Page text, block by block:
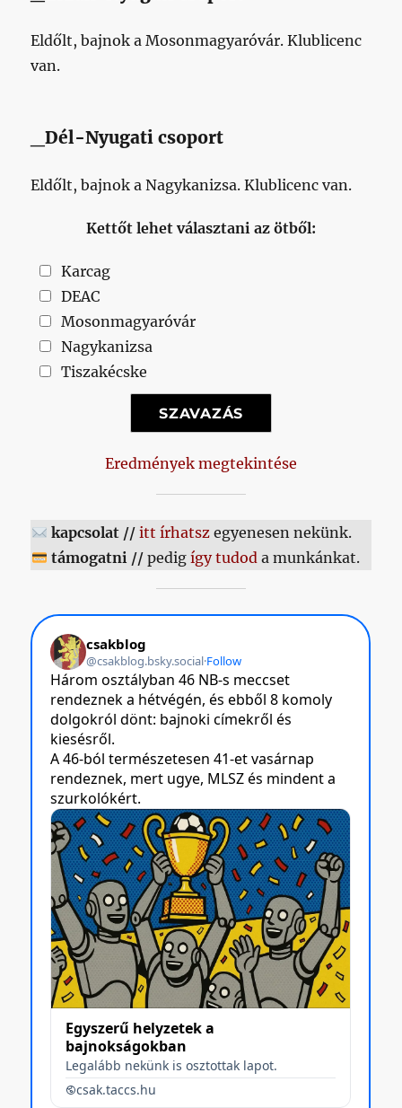
Eldőlt, bajnok a Mosonmagyaróvár. Klublicenc
van.
_Dél-Nyugati csoport
Eldőlt, bajnok a Nagykanizsa. Klublicenc van.
Kettőt lehet választani az ötből:
Karcag
DEAC
Mosonmagyaróvár
Nagykanizsa
Tiszakécske
Eredmények megtekintése
kapcsolat // itt írhatszegyenesen nekünk.
támogatni //pedig így tudoda munkánkat.